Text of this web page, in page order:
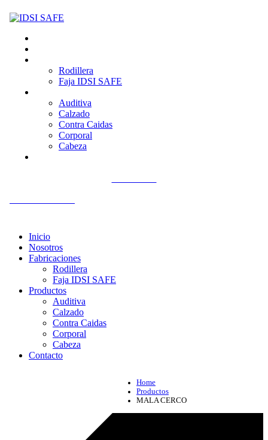
Rodillera
Faja IDSI SAFE
Auditiva
Calzado
Contra Caidas
Corporal
Cabeza
Inicio
Nosotros
Fabricaciones
Rodillera
Faja IDSI SAFE
Productos
Auditiva
Calzado
Contra Caidas
Corporal
Cabeza
Contacto
Home
Productos
MALA CERCO